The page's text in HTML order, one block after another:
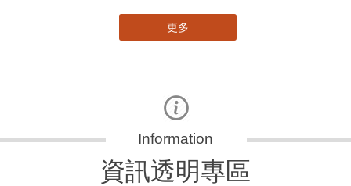
更多
資訊透明專區